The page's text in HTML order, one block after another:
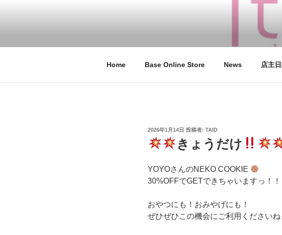
タイドトーキョー / coucou suzette / 学芸大学徒
Home Base Online Store News 店主
投
日:
2026年1月14日 投稿者: TAID
きょうだけ
YOYOさんのNEKO COOKIE
30%OFFでGETできちゃいますっ！！
おやつにも！おみやげにも！
ぜひぜひこの機会にご利用くださいね